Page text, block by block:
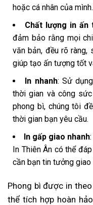
hoặc cá nhân của mình.
Chất lượng in ấn
đảm bảo rằng mọi
văn bản, đều rõ ràng,
giúp tạo ấn tượng tốt
In nhanh: Sử
thời gian và công
phong bì, chúng tôi
thời gian bạn yêu cầu.
In gấp giao nhanh
In Thiên Ân có thể
cần bạn tin tưởng
Phong bì được in
thể tích hợp hoàn